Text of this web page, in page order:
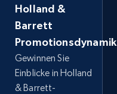
Currency, Initial
and more.
Holland &
Barrett
Gewinnen Sie
Einblicke in Holland
& Barrett-